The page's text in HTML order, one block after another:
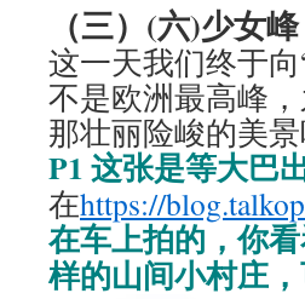
（三）(六)少女峰
这一天我们终于
不是欧洲最高峰
那壮丽险峻的美景
P1 这张是等大巴
在https://
在车上拍的，你
样的山间小村庄